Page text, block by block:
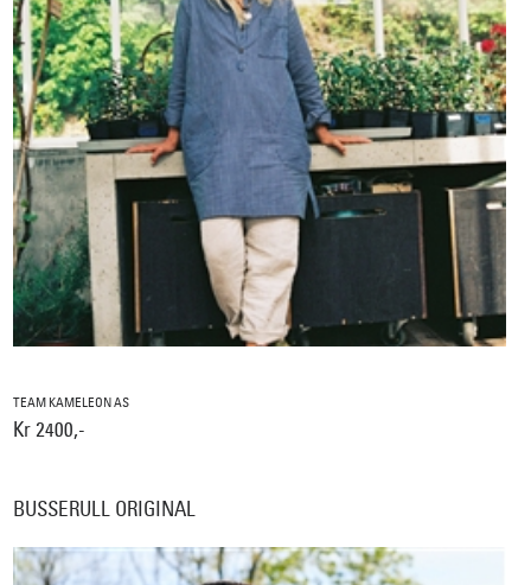
TEAM KAMELEON AS
Kr 2400,-
BUSSERULL ORIGINAL